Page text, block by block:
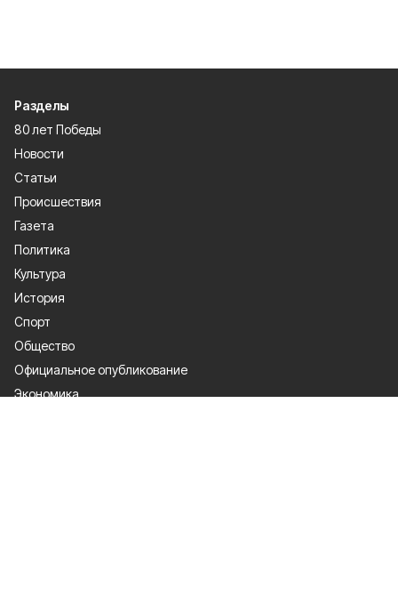
Разделы
80 лет Победы
Новости
Статьи
Происшествия
Газета
Политика
Культура
История
Спорт
Общество
Официальное опубликование
Экономика